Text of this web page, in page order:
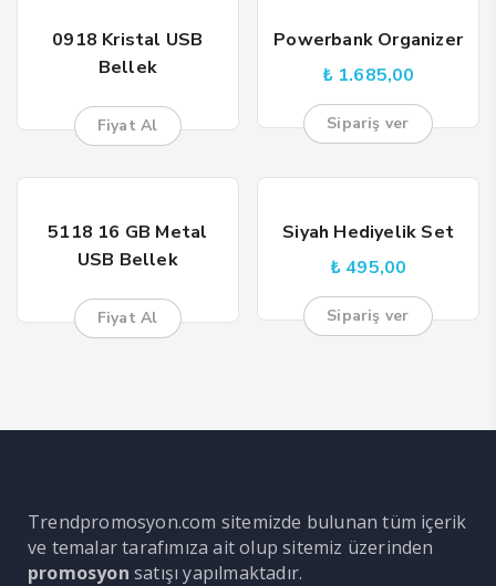
0918 Kristal USB
Bellek
Fiyat Al
Powerbank Organizer
₺ 1.685,00
Sipariş ver
5118 16 GB Metal
USB Bellek
Fiyat Al
Siyah Hediyelik Set
₺ 495,00
Sipariş ver
Trendpromosyon.com sitemizde bulunan tüm içerik
ve temalar tarafımıza ait olup sitemiz üzerinden
promosyon satışı yapılmaktadır.